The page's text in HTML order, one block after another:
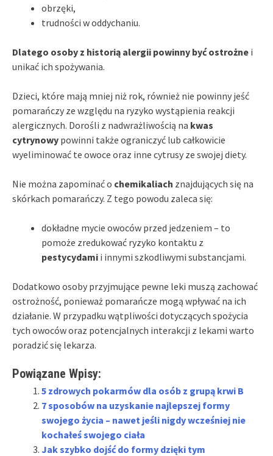
obrzęki,
trudności w oddychaniu.
Dlatego osoby z historią alergii powinny być ostrożne i
unikać ich spożywania.
Dzieci, które mają mniej niż rok, również nie powinny jeść
pomarańczy ze względu na ryzyko wystąpienia reakcji
alergicznych. Dorośli z nadwrażliwością na kwas
cytrynowy powinni także ograniczyć lub całkowicie
wyeliminować te owoce oraz inne cytrusy ze swojej diety.
Nie można zapominać o chemikaliach znajdujących się na
skórkach pomarańczy. Z tego powodu zaleca się:
dokładne mycie owoców przed jedzeniem – to
pomoże zredukować ryzyko kontaktu z
pestycydami i innymi szkodliwymi substancjami.
Dodatkowo osoby przyjmujące pewne leki muszą zachować
ostrożność, ponieważ pomarańcze mogą wpływać na ich
działanie. W przypadku wątpliwości dotyczących spożycia
tych owoców oraz potencjalnych interakcji z lekami warto
poradzić się lekarza.
Powiązane Wpisy:
5 zdrowych pokarmów dla osób z grupą krwi B
7 sposobów na uzyskanie najlepszej formy
swojego życia – nawet jeśli nigdy wcześniej nie
kochałeś swojego ciała
Jak szybko dojść do formy dzięki tym